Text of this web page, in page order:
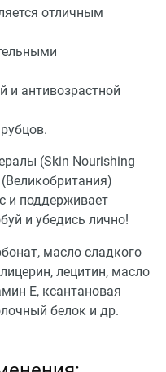
отличным
и антивозрастной
(Skin Nourishing
и поддерживает
и убедись лично!
масло сладкого
лецитин, масло
Е, ксантановая
белок и др.